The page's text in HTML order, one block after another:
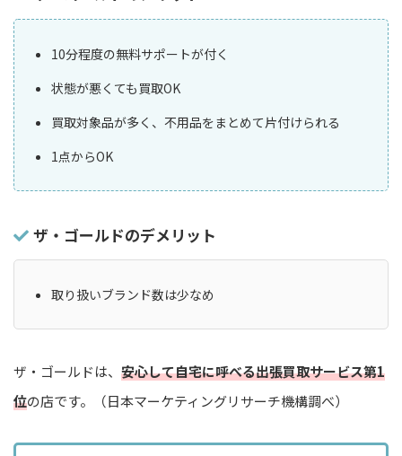
10分程度の無料サポートが付く
状態が悪くても買取OK
買取対象品が多く、不用品をまとめて片付けられる
1点からOK
ザ・ゴールドのデメリット
取り扱いブランド数は少なめ
ザ・ゴールドは、 安心して自宅に呼べる出張買取サービス第1
位の店です。（日本マーケティングリサーチ機構調べ）